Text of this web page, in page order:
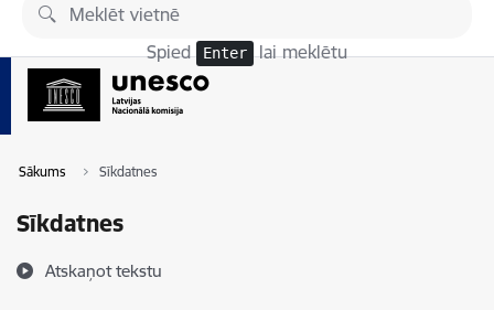
Pāriet uz lapas saturu
Spied Enter lai meklētu
Sākums Sīkdatnes
Sīkdatnes
Atskaņot tekstu